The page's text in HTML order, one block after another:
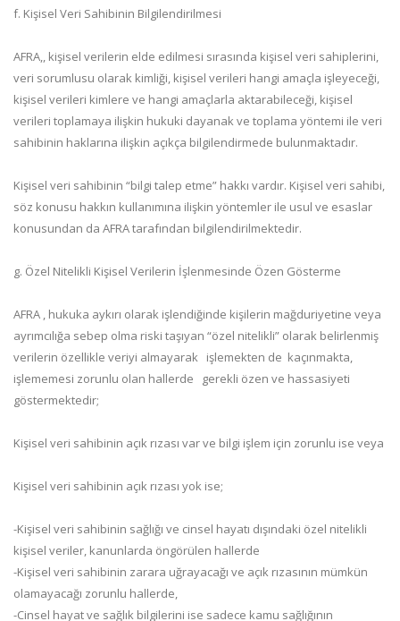
f. Kişisel Veri Sahibinin Bilgilendirilmesi
AFRA,, kişisel verilerin elde edilmesi sırasında kişisel veri sahiplerini,
veri sorumlusu olarak kimliği, kişisel verileri hangi amaçla işleyeceği,
kişisel verileri kimlere ve hangi amaçlarla aktarabileceği, kişisel
verileri toplamaya ilişkin hukuki dayanak ve toplama yöntemi ile veri
sahibinin haklarına ilişkin açıkça bilgilendirmede bulunmaktadır.
Kişisel veri sahibinin “bilgi talep etme” hakkı vardır. Kişisel veri sahibi,
söz konusu hakkın kullanımına ilişkin yöntemler ile usul ve esaslar
konusundan da AFRA tarafından bilgilendirilmektedir.
g. Özel Nitelikli Kişisel Verilerin İşlenmesinde Özen Gösterme
AFRA , hukuka aykırı olarak işlendiğinde kişilerin mağduriyetine veya
ayrımcılığa sebep olma riski taşıyan “özel nitelikli” olarak belirlenmiş
verilerin özellikle veriyi almayarak işlemekten de kaçınmakta,
işlememesi zorunlu olan hallerde gerekli özen ve hassasiyeti
göstermektedir;
Kişisel veri sahibinin açık rızası var ve bilgi işlem için zorunlu ise veya
Kişisel veri sahibinin açık rızası yok ise;
-Kişisel veri sahibinin sağlığı ve cinsel hayatı dışındaki özel nitelikli
kişisel veriler, kanunlarda öngörülen hallerde
-Kişisel veri sahibinin zarara uğrayacağı ve açık rızasının mümkün
olamayacağı zorunlu hallerde,
-Cinsel hayat ve sağlık bilgilerini ise sadece kamu sağlığının